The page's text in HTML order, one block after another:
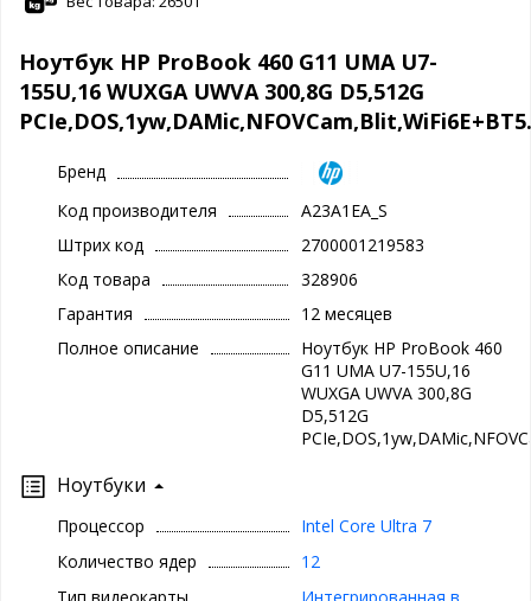
Ноутбук HP ProBook 460 G11 UMA U7-
155U,16 WUXGA UWVA 300,8G D5,512G
Бренд
Код производителя
A23A1EA_S
Штрих код
2700001219583
Код товара
328906
Гарантия
12 месяцев
Полное описание
Ноутбук HP ProBook 460
G11 UMA U7-155U,16
WUXGA UWVA 300,8G
D5,512G
Ноутбуки
Процессор
Intel Core Ultra 7
Количество ядер
12
Тип видеокарты
Интегрированная в